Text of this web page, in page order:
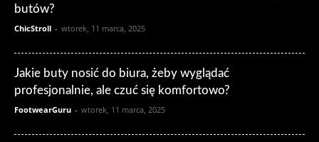
butów?
ChicStroll - wtorek, 11 marca, 2025
Jakie buty nosić do biura, żeby wyglądać
profesjonalnie, ale czuć się komfortowo?
FootwearGuru - wtorek, 11 marca, 2025